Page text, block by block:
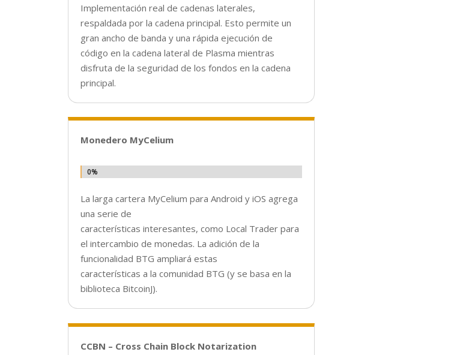
Implementación real de cadenas laterales,
respaldada por la cadena principal. Esto permite un
gran ancho de banda y una rápida ejecución de
código en la cadena lateral de Plasma mientras
disfruta de la seguridad de los fondos en la cadena
principal.
Monedero MyCelium
0%
0%
La larga cartera MyCelium para Android y iOS agrega
una serie de
características interesantes, como Local Trader para
el intercambio de monedas. La adición de la
funcionalidad BTG ampliará estas
características a la comunidad BTG (y se basa en la
biblioteca BitcoinJ).
CCBN – Cross Chain Block Notarization